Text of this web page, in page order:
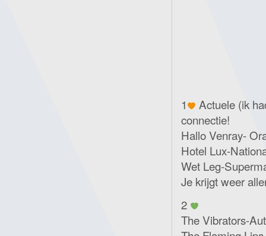
1
Actuele (ik
connectie!
Hallo Venray-
Hotel Lux-
Wet Leg-
Je krijgt weer
2
The Vibrators-